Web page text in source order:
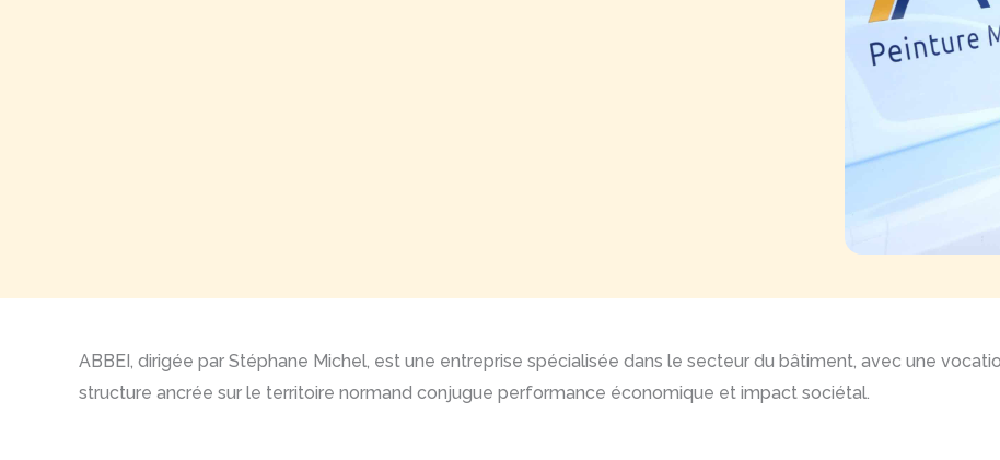
ABBEI, dirigée par Stéphane Michel, est une entreprise spécialisée dans le secteur du bâtiment, avec une
structure ancrée sur le territoire normand conjugue performance économique et impact sociétal.